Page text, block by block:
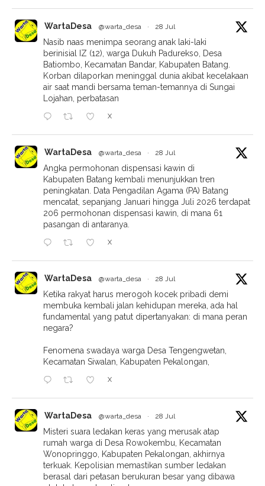
WartaDesa @warta_desa · 28 Jul
Nasib naas menimpa seorang anak laki-laki
berinisial IZ (12), warga Dukuh Padurekso, Desa
Batiombo, Kecamatan Bandar, Kabupaten Batang.
Korban dilaporkan meninggal dunia akibat kecelakaan
air saat mandi bersama teman-temannya di Sungai
Lojahan, perbatasan
X
WartaDesa @warta_desa · 28 Jul
Angka permohonan dispensasi kawin di
Kabupaten Batang kembali menunjukkan tren
peningkatan. Data Pengadilan Agama (PA) Batang
mencatat, sepanjang Januari hingga Juli 2026 terdapat
206 permohonan dispensasi kawin, di mana 61
pasangan di antaranya.
X
WartaDesa @warta_desa · 28 Jul
Ketika rakyat harus merogoh kocek pribadi demi
membuka kembali jalan kehidupan mereka, ada hal
fundamental yang patut dipertanyakan: di mana peran
negara?
Fenomena swadaya warga Desa Tengengwetan,
Kecamatan Siwalan, Kabupaten Pekalongan,
X
WartaDesa @warta_desa · 28 Jul
Misteri suara ledakan keras yang merusak atap
rumah warga di Desa Rowokembu, Kecamatan
Wonopringgo, Kabupaten Pekalongan, akhirnya
terkuak. Kepolisian memastikan sumber ledakan
berasal dari petasan berukuran besar yang dibawa